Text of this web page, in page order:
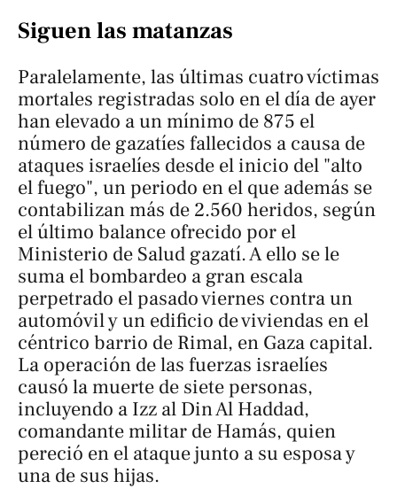
Siguen las matanzas
Paralelamente, las últimas cuatro víctimas
mortales registradas solo en el día de ayer
han elevado a un mínimo de 875 el
número de gazatíes fallecidos a causa de
ataques israelíes desde el inicio del "alto
el fuego", un periodo en el que además se
contabilizan más de 2.560 heridos, según
el último balance ofrecido por el
Ministerio de Salud gazatí. A ello se le
suma el bombardeo a gran escala
perpetrado el pasado viernes contra un
automóvil y un edificio de viviendas en el
céntrico barrio de Rimal, en Gaza capital.
La operación de las fuerzas israelíes
causó la muerte de siete personas,
incluyendo a Izz al Din Al Haddad,
comandante militar de Hamás, quien
pereció en el ataque junto a su esposa y
una de sus hijas.